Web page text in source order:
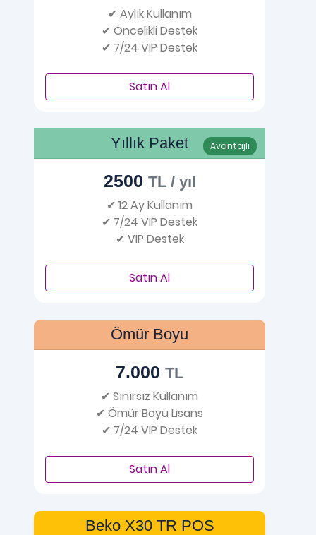
✔ Aylık Kullanım
✔ Öncelikli Destek
✔ 7/24 VIP Destek
Satın Al
Avantajlı
Yıllık Paket
2500 TL / yıl
✔ 12 Ay Kullanım
✔ 7/24 VIP Destek
✔ VIP Destek
Satın Al
Ömür Boyu
7.000 TL
✔ Sınırsız Kullanım
✔ Ömür Boyu Lisans
✔ 7/24 VIP Destek
Satın Al
Beko X30 TR POS